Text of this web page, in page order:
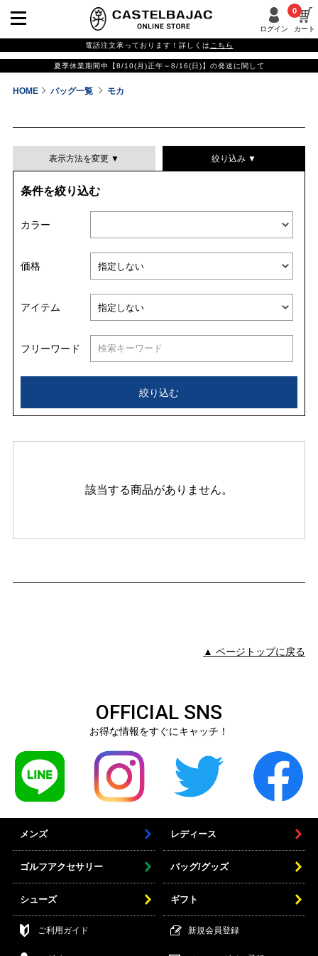
ログイン カート
0
電話注文承っております！詳しくは こちら
夏季休業期間中【8/10(月)正午～8/16(日)】の発送に関して
HOME バッグ一覧 モカ
表示方法を変更 ▼
並び替える
絞り込み ▼
条件を絞り込む
カラー
価格
アイテム
フリーワード
絞り込む
該当する商品がありません。
▲ ページトップに戻る
OFFICIAL SNS
お得な情報をすぐにキャッチ！
メンズ レディース
ゴルフアクセサリー バッグ/グッズ
シューズ ギフト
ご利用ガイド 新規会員登録